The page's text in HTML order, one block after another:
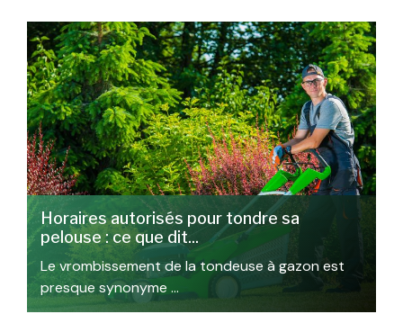
Horaires autorisés pour tondre sa
pelouse : ce que dit...
Le vrombissement de la tondeuse à gazon est
presque synonyme …